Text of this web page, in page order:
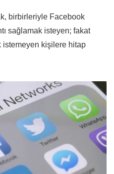
birbirleriyle Facebook
sağlamak isteyen; fakat
istemeyen kişilere hitap